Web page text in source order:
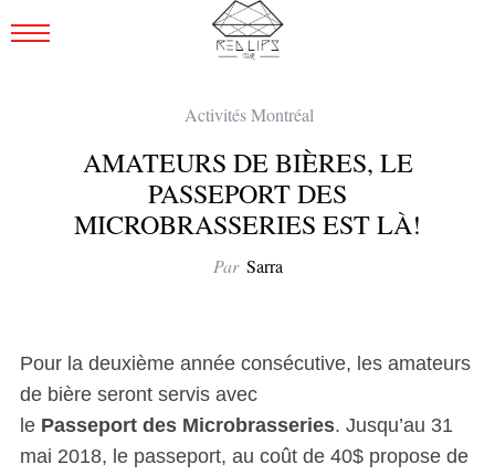
Activités Montréal
AMATEURS DE BIÈRES, LE
PASSEPORT DES
MICROBRASSERIES EST LÀ!
Par Sarra
Pour la deuxième année consécutive, les amateurs
de bière seront servis avec
le Passeport des Microbrasseries. Jusqu’au 31
mai 2018, le passeport, au coût de 40$ propose de